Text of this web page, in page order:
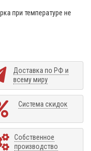
при температуре не
Доставка по РФ и
всему миру
Система скидок
Собственное
производство